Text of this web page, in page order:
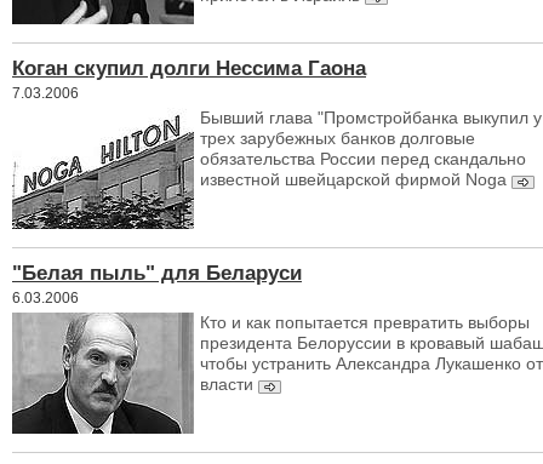
Коган скупил долги Нессима Гаона
7.03.2006
Бывший глава "Промстройбанка выкупил у
трех зарубежных банков долговые
обязательства России перед скандально
известной швейцарской фирмой Noga
"Белая пыль" для Беларуси
6.03.2006
Кто и как попытается превратить выборы
президента Белоруссии в кровавый
чтобы устранить Александра Лукашенко от
власти